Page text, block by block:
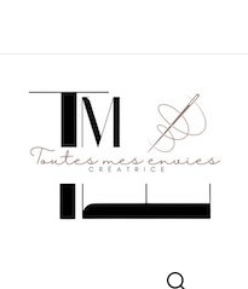
Toutes mes envies
Couture, accessoires, mode,